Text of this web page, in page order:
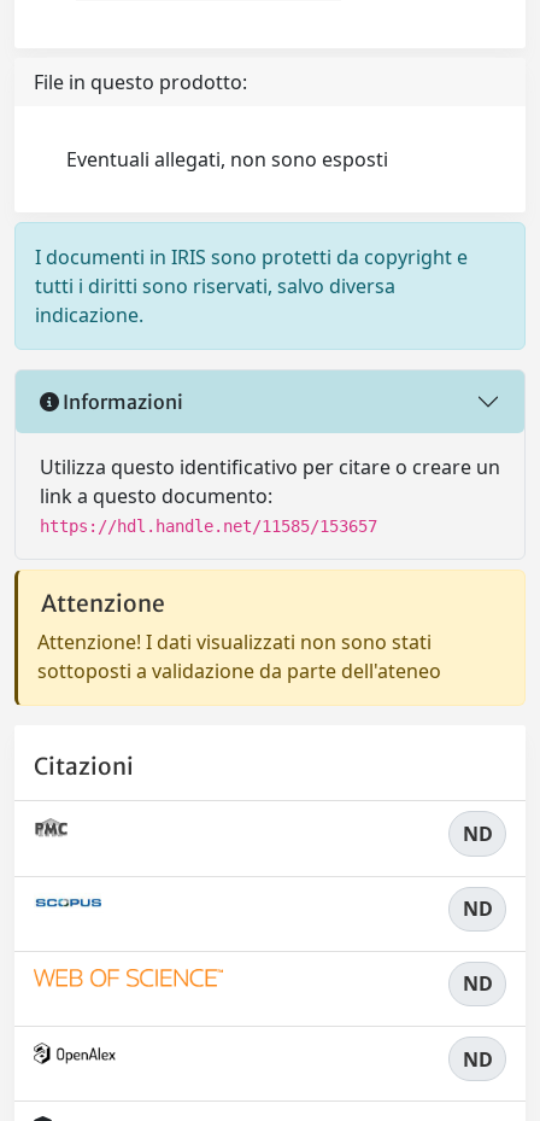
File in questo prodotto:
Eventuali allegati, non sono esposti
I documenti in IRIS sono protetti da copyright e
tutti i diritti sono riservati, salvo diversa
indicazione.
Informazioni
Utilizza questo identificativo per citare o creare un
link a questo documento:
https://hdl.handle.net/11585/153657
Attenzione
Attenzione! I dati visualizzati non sono stati
sottoposti a validazione da parte dell'ateneo
Citazioni
ND
ND
ND
ND